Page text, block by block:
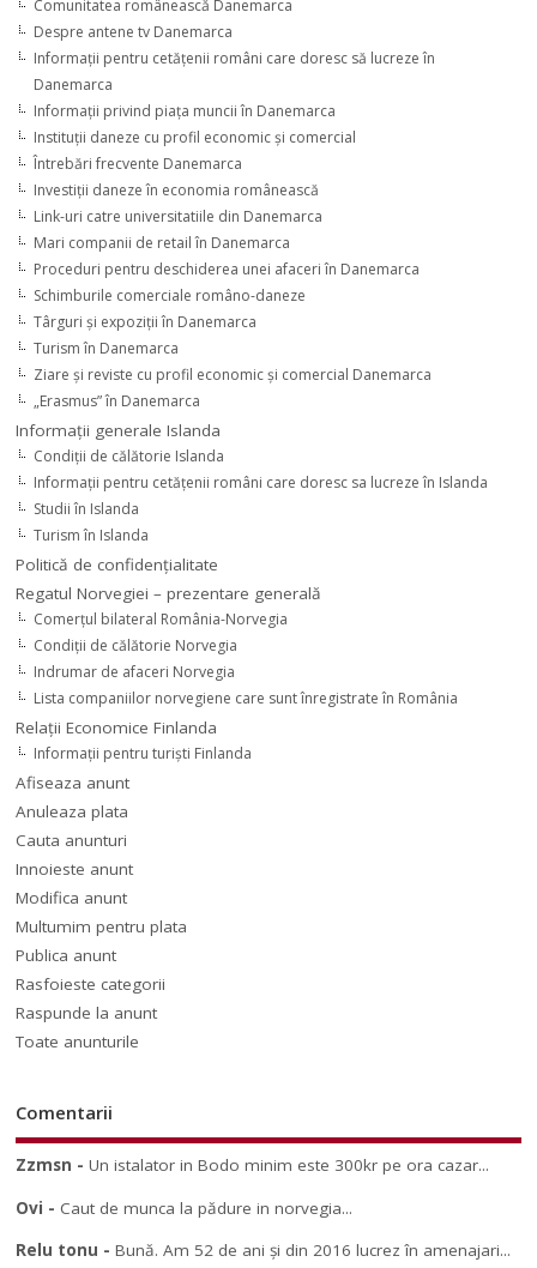
Comunitatea românească Danemarca
Despre antene tv Danemarca
Informaţii pentru cetăţenii români care doresc să lucreze în
Danemarca
Informaţii privind piaţa muncii în Danemarca
Instituţii daneze cu profil economic şi comercial
Întrebări frecvente Danemarca
Investiţii daneze în economia românească
Link-uri catre universitatiile din Danemarca
Mari companii de retail în Danemarca
Proceduri pentru deschiderea unei afaceri în Danemarca
Schimburile comerciale româno-daneze
Târguri şi expoziţii în Danemarca
Turism în Danemarca
Ziare şi reviste cu profil economic şi comercial Danemarca
„Erasmus” în Danemarca
Informaţii generale Islanda
Condiţii de călătorie Islanda
Informaţii pentru cetăţenii români care doresc sa lucreze în Islanda
Studii în Islanda
Turism în Islanda
Politică de confidențialitate
Regatul Norvegiei – prezentare generală
Comerţul bilateral România-Norvegia
Condiții de călătorie Norvegia
Indrumar de afaceri Norvegia
Lista companiilor norvegiene care sunt înregistrate în România
Relaţii Economice Finlanda
Informaţii pentru turişti Finlanda
Afiseaza anunt
Anuleaza plata
Cauta anunturi
Innoieste anunt
Modifica anunt
Multumim pentru plata
Publica anunt
Rasfoieste categorii
Raspunde la anunt
Toate anunturile
Comentarii
Zzmsn -Un istalator in Bodo minim este 300kr pe ora cazar...
Ovi - Caut de munca la pădure in norvegia...
Relu tonu -Bună. Am 52 de ani și din 2016 lucrez în amenajari...